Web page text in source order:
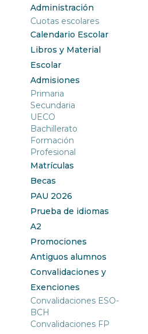
Administración
Cuotas escolares
Calendario Escolar
Libros y Material
Escolar
Admisiones
Primaria
Secundaria
UECO
Bachillerato
Formación
Profesional
Matrículas
Becas
PAU 2026
Prueba de idiomas
A2
Promociones
Antiguos alumnos
Convalidaciones y
Exenciones
Convalidaciones ESO-
BCH
Convalidaciones FP